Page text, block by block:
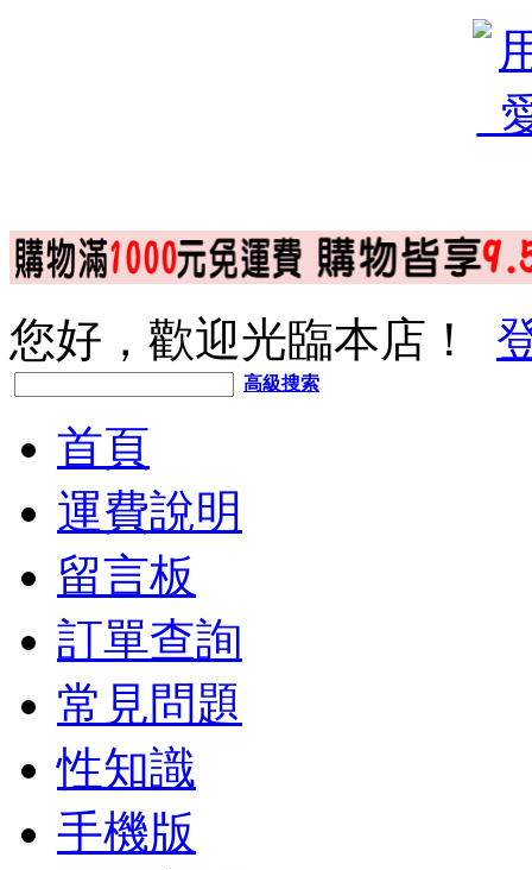
您好，歡迎光臨本店！
高級搜索
首頁
運費說明
留言板
訂單查詢
常見問題
性知識
手機版